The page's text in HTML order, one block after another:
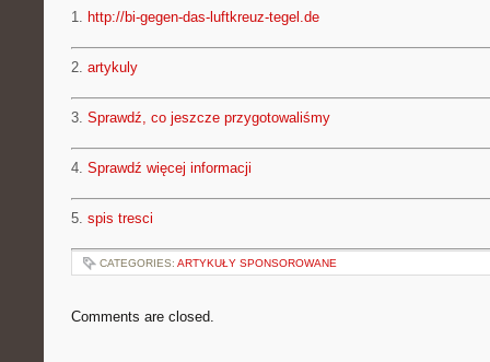
1. http://bi-gegen-das-luftkreuz-tegel.de
2. artykuly
3. Sprawdź, co jeszcze przygotowaliśmy
4. Sprawdź więcej informacji
5. spis tresci
CATEGORIES: ARTYKUŁY SPONSOROWANE
Comments are closed.